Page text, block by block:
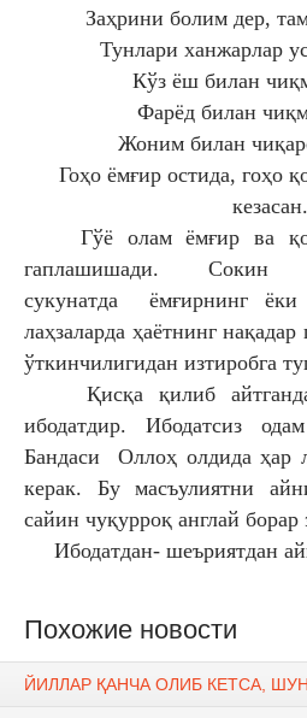
Заҳрини болим дер,
Тунлари ханжарлар
Кўз ёш билан
Фарёд билан
Жоним билан
Гоҳо ёмғир остида, гоҳо
кезасан.
Гўё олам ёмғир ва
гаплашишади. Сокин
сукунатда ёмғирнинг
лаҳзаларда ҳаётнинг
ўткинчилигидан изтиробга
Қисқа қилиб
ибодатдир. Ибодатсиз
Бандаси Оллоҳ олдида ҳар
керак. Бу масъулиятни
сайин чуқурроқ англай борар
Ибодатдан- шеъриятдан
Похожие новости
ЙИЛЛАР ҚАНЧА ОЛИБ КЕТСА,